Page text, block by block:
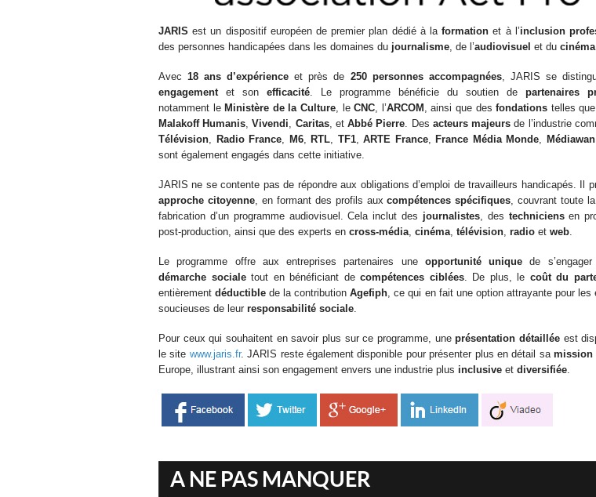
JARIS est un dispositif européen de premier plan dédié à laformation et à l’inclusion
des personnes handicapées dans les domaines du journalisme, de l’audiovisuel et du cinéma
Avec18 ans d’expérience et près de 250 personnes accompagnées, JARIS se
engagementet son efficacité. Le programme bénéficie du soutien de partenaires
notamment le Ministère de la Culture, leCNC, l’ARCOM , ainsi que desfondations telles que
Malakoff Humanis,Vivendi, Caritas, etAbbé Pierre. Des acteurs majeurs de l’industrie
Télévision, Radio France, M6, RTL, TF1,ARTE France, France Média Monde, Médiawan
sont également engagés dans cette initiative.
JARIS ne se contente pas de répondre aux obligations d’emploi de travailleurs handicapés. Il
approche citoyenne, en formant des profils auxcompétences spécifiques, couvrant toute
fabrication d’un programme audiovisuel. Cela inclut des journalistes, des techniciensen
post-production, ainsi que des experts en cross-média, cinéma, télévision, radio et web.
Le programme offre aux entreprises partenaires une opportunité unique de
démarche socialetout en bénéficiant de compétences ciblées. De plus, le coût du
entièrementdéductible de la contributionAgefiph, ce qui en fait une option attrayante pour les
soucieuses de leur responsabilité sociale.
Pour ceux qui souhaitent en savoir plus sur ce programme, uneprésentation détaillée est
le site www.jaris.fr. JARIS reste également disponible pour présenter plus en détail samission
Europe, illustrant ainsi son engagement envers une industrie plus inclusive et diversifiée.
A NE PAS MANQUER